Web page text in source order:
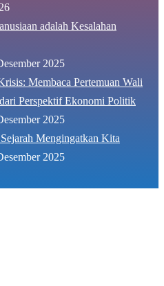
adalah Kesalahan
2025
Membaca Pertemuan Wali
Perspektif Ekonomi Politik
2025
Mengingatkan Kita
2025